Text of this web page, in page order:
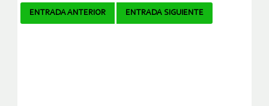
Navegador
ENTRADA ANTERIOR ENTRADA SIGUIENTE